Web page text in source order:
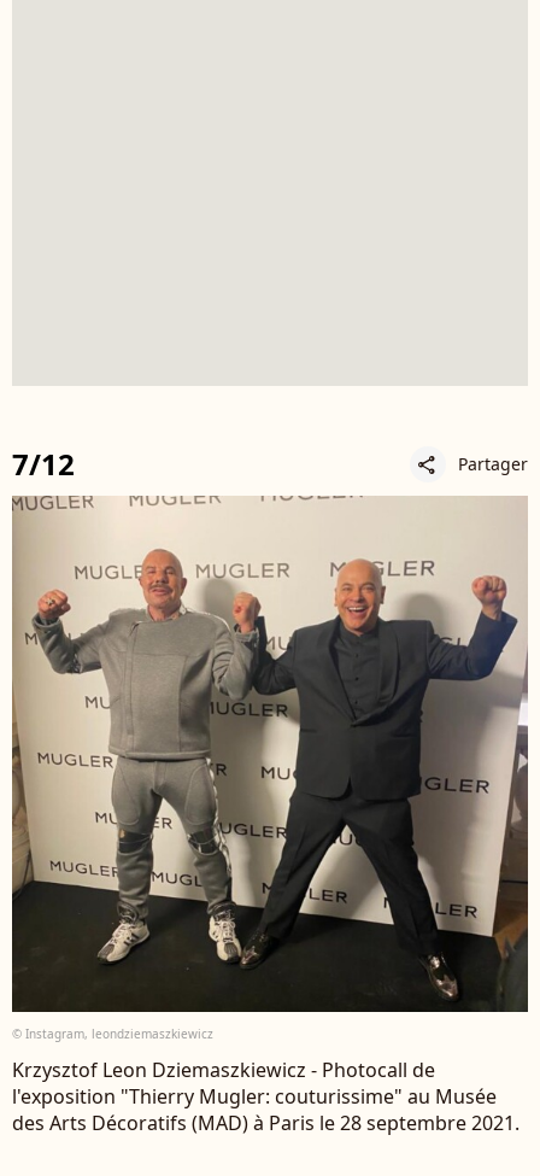
7/12 share Partager
© Instagram, leondziemaszkiewicz
Krzysztof Leon Dziemaszkiewicz - Photocall de
l'exposition "Thierry Mugler: couturissime" au Musée
des Arts Décoratifs (MAD) à Paris le 28 septembre 2021.